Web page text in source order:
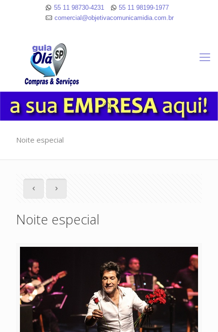
55 11 98730-4231
55 11 98199-1977
comercial@objetivacomunicamidia.com.br
Noite especial
Noite especial